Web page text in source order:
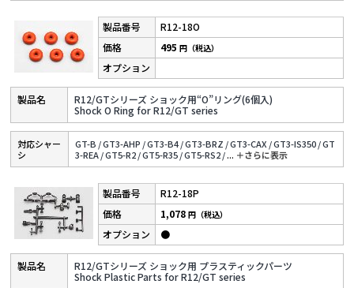
R12-18O
R12/GTシリーズ ショック用“O”リング(6個入)
Shock O Ring for R12/GT series
495円（税込）
対応シャー
シ
GT-B /GT3-AHP /GT3-B4 /GT3-BRZ /GT3-CAX /GT3-IS350 /GT
3-REA /GT5-R2 /GT5-R35 /GT5-RS2 /... ＋さらに表⽰
R12-18P
R12/GTシリーズ ショック用 プラスティックパーツ
Shock Plastic Parts for R12/GT series
1,078円（税込）
●